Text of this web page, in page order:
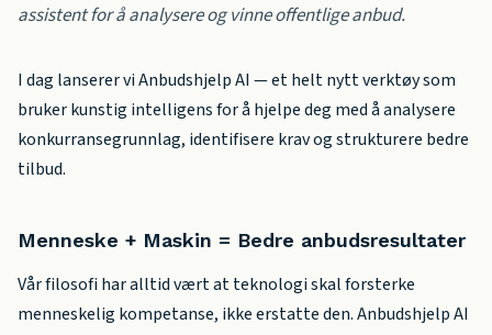
assistent for å analysere og vinne offentlige anbud.
I dag lanserer vi Anbudshjelp AI — et helt nytt verktøy som
bruker kunstig intelligens for å hjelpe deg med å analysere
konkurransegrunnlag, identifisere krav og strukturere bedre
tilbud.
Menneske + Maskin = Bedre anbudsresultater
Vår filosofi har alltid vært at teknologi skal forsterke
menneskelig kompetanse, ikke erstatte den. Anbudshjelp AI